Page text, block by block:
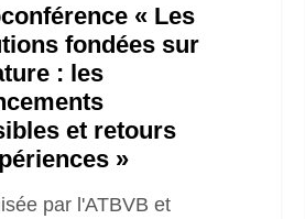
« Les
fondées sur
: les
et retours
»
par l'ATBVB et